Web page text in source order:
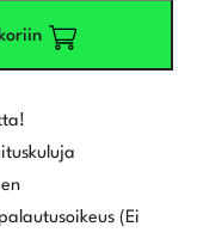
(Ei